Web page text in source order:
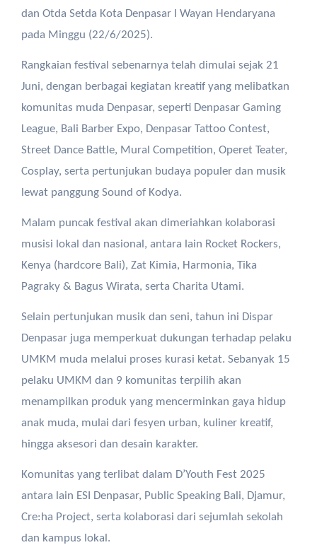
dan Otda Setda Kota Denpasar I Wayan Hendaryana
pada Minggu (22/6/2025).
Rangkaian festival sebenarnya telah dimulai sejak 21
Juni, dengan berbagai kegiatan kreatif yang melibatkan
komunitas muda Denpasar, seperti Denpasar Gaming
League, Bali Barber Expo, Denpasar Tattoo Contest,
Street Dance Battle, Mural Competition, Operet Teater,
Cosplay, serta pertunjukan budaya populer dan musik
lewat panggung Sound of Kodya.
Malam puncak festival akan dimeriahkan kolaborasi
musisi lokal dan nasional, antara lain Rocket Rockers,
Kenya (hardcore Bali), Zat Kimia, Harmonia, Tika
Pagraky & Bagus Wirata, serta Charita Utami.
Selain pertunjukan musik dan seni, tahun ini Dispar
Denpasar juga memperkuat dukungan terhadap pelaku
UMKM muda melalui proses kurasi ketat. Sebanyak 15
pelaku UMKM dan 9 komunitas terpilih akan
menampilkan produk yang mencerminkan gaya hidup
anak muda, mulai dari fesyen urban, kuliner kreatif,
hingga aksesori dan desain karakter.
Komunitas yang terlibat dalam D’Youth Fest 2025
antara lain ESI Denpasar, Public Speaking Bali, Djamur,
Cre:ha Project, serta kolaborasi dari sejumlah sekolah
dan kampus lokal.